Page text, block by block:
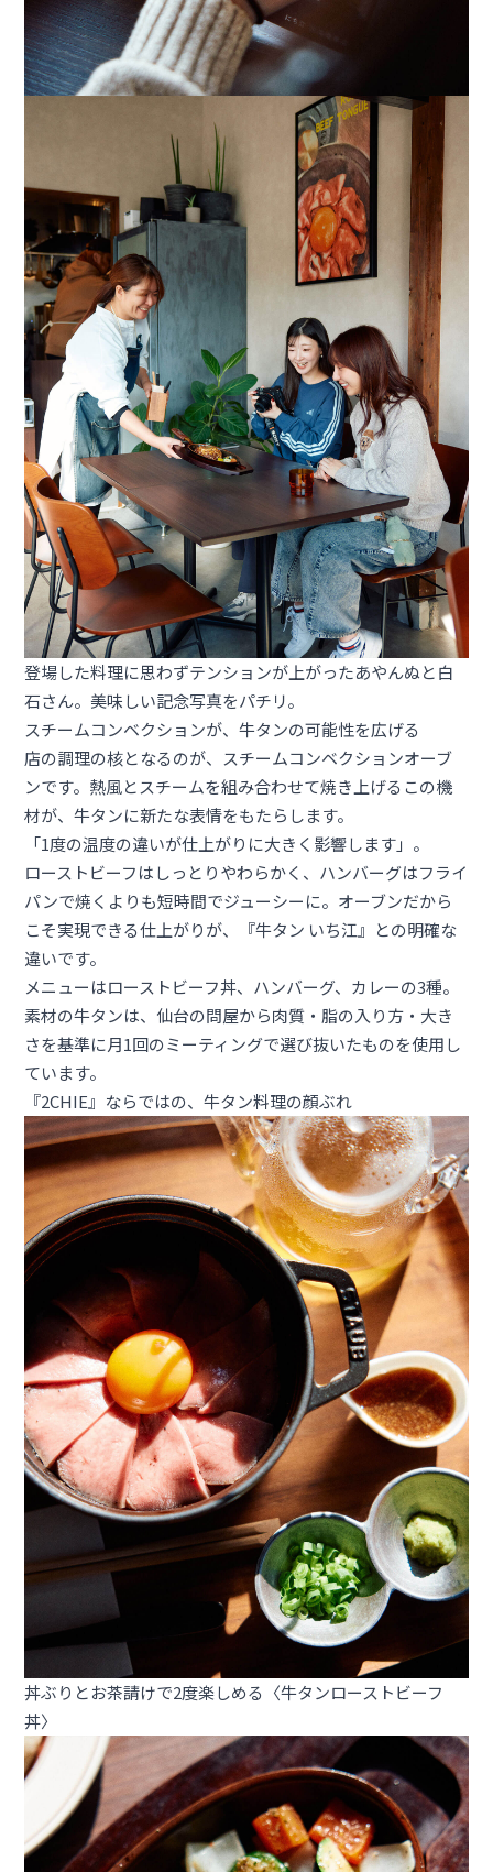
登場した料理に思わずテンションが上がったあやんぬと白
石さん。美味しい記念写真をパチリ。
スチームコンベクションが、牛タンの可能性を広げる
店の調理の核となるのが、スチームコンベクションオーブ
ンです。熱風とスチームを組み合わせて焼き上げるこの機
材が、牛タンに新たな表情をもたらします。
「1度の温度の違いが仕上がりに大きく影響します」。
ローストビーフはしっとりやわらかく、ハンバーグはフライ
パンで焼くよりも短時間でジューシーに。オーブンだから
こそ実現できる仕上がりが、『牛タン いち江』との明確な
違いです。
メニューはローストビーフ丼、ハンバーグ、カレーの3種。
素材の牛タンは、仙台の問屋から肉質・脂の入り方・大き
さを基準に月1回のミーティングで選び抜いたものを使用し
ています。
『2CHIE』ならではの、牛タン料理の顔ぶれ
丼ぶりとお茶請けで2度楽しめる〈牛タンローストビーフ
丼〉